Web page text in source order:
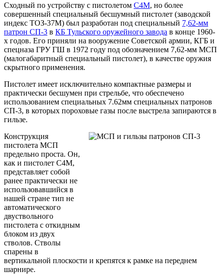
Сходный по устройству с пистолетом С4М, но более
совершенный специальный бесшумный пистолет (заводской
индекс ТОЗ-37М) был разработан под специальный 7,62-мм
патрон СП-3 в КБ Тульского оружейного завода в конце 1960-
х годов. Его приняли на вооружение Советской армии, КГБ и
спецназа ГРУ ГШ в 1972 году под обозначением 7,62-мм МСП
(малогабаритный специальный пистолет), в качестве оружия
скрытного применения.
Пистолет имеет исключительно компактные размеры и
практически бесшумен при стрельбе, что обеспечено
использованием специальных 7.62мм специальных патронов
СП-3, в которых пороховые газы после выстрела запираются в
гильзе.
Конструкция
пистолета МСП
предельно проста. Он,
как и пистолет С4М,
представляет собой
ранее практически не
использовавшийся в
нашей стране тип не
автоматического
двуствольного
пистолета с откидным
блоком из двух
стволов. Стволы
спарены в
вертикальной плоскости и крепятся к рамке на переднем
шарнире.